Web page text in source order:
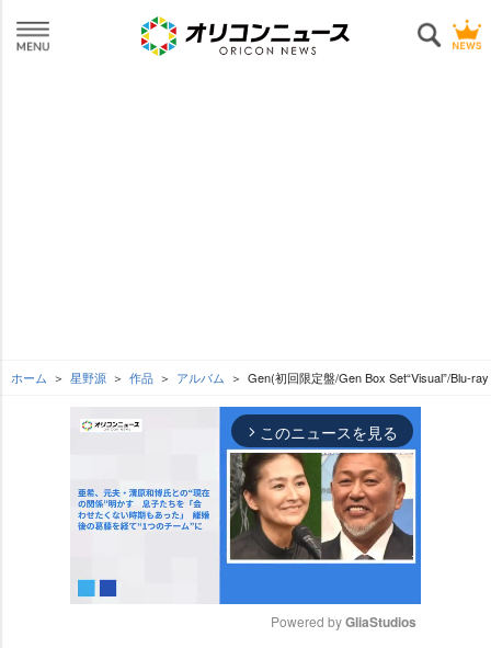
ホーム 星野源 作品 アルバム Gen(初回限定盤/Gen Box Set“Visual”/Blu-
arrow_forward_ios このニュースを見る
Powered by GliaStudios